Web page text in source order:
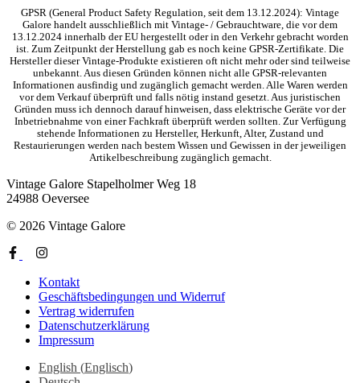
GPSR (General Product Safety Regulation, seit dem 13.12.2024): Vintage
Galore handelt ausschließlich mit Vintage- / Gebrauchtware, die vor dem
13.12.2024 innerhalb der EU hergestellt oder in den Verkehr gebracht worden
ist. Zum Zeitpunkt der Herstellung gab es noch keine GPSR-Zertifikate. Die
Hersteller dieser Vintage-Produkte existieren oft nicht mehr oder sind teilweise
unbekannt. Aus diesen Gründen können nicht alle GPSR-relevanten
Informationen ausfindig und zugänglich gemacht werden. Alle Waren werden
vor dem Verkauf überprüft und falls nötig instand gesetzt. Aus juristischen
Gründen muss ich dennoch darauf hinweisen, dass elektrische Geräte vor der
Inbetriebnahme von einer Fachkraft überprüft werden sollten. Zur Verfügung
stehende Informationen zu Hersteller, Herkunft, Alter, Zustand und
Restaurierungen werden nach bestem Wissen und Gewissen in der jeweiligen
Artikelbeschreibung zugänglich gemacht.
Vintage Galore Stapelholmer Weg 18
24988 Oeversee
© 2026 Vintage Galore
Kontakt
Geschäftsbedingungen und Widerruf
Vertrag widerrufen
Datenschutzerklärung
Impressum
English (Englisch)